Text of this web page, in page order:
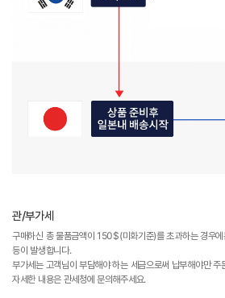
관/부가세
구매하신 총 물품금액이 150$(미화기준)를 초과하는 경우
등이 발생합니다.
부가세는 고객님이 부담해야 하는 세금으로써 납부해야만 주
자세한 내용은 관세청에 문의해주세요.